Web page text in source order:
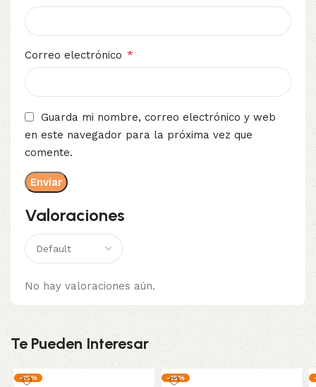
Valoraciones
No hay valoraciones aún.
Correo electrónico *
Guarda mi nombre, correo electrónico y web
en este navegador para la próxima vez que
comente.
Te Pueden Interesar
-15% -15%